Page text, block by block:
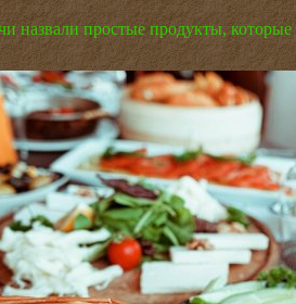
назвали простые продукты,